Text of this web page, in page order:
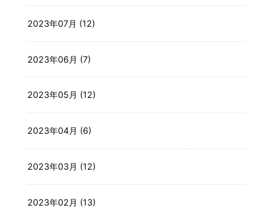
2023年07月 (12)
2023年06月 (7)
2023年05月 (12)
2023年04月 (6)
2023年03月 (12)
2023年02月 (13)